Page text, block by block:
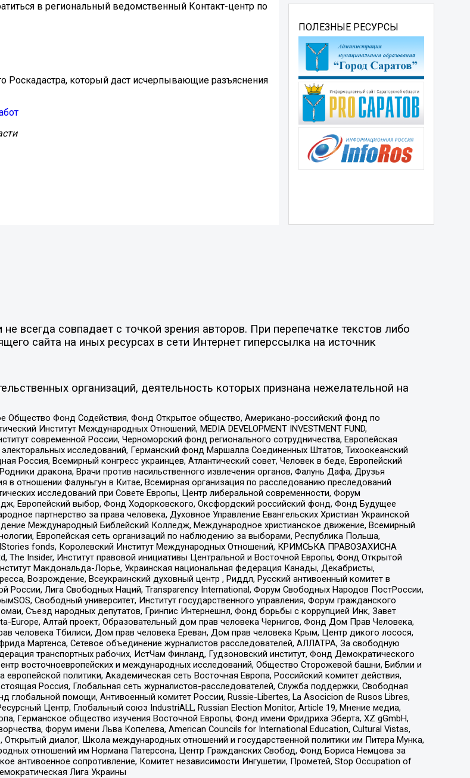
в региональный ведомственный Контакт-центр по
Роскадастра, который даст исчерпывающие разъяснения
ПОЛЕЗНЫЕ РЕСУРСЫ
всегда совпадает с точкой зрения авторов. При перепечатке текстов либо
сайта на иных ресурсах в сети Интернет гиперссылка на источник
организаций, деятельность которых признана нежелательной на
Общество Фонд Содействия, Фонд Открытое общество, Американо-российский фонд по
Институт Международных Отношений, MEDIA DEVELOPMENT INVESTMENT FUND,
современной России, Черноморский фонд регионального сотрудничества, Европейская
исследований, Германский фонд Маршалла Соединенных Штатов, Тихоокеанский
Россия, Всемирный конгресс украинцев, Атлантический совет, Человек в беде, Европейский
дракона, Врачи против насильственного извлечения органов, Фалунь Дафа, Друзья
в отношении Фалуньгун в Китае, Всемирная организация по расследованию преследований
исследований при Совете Европы, Центр либеральной современности, Форум
Европейский выбор, Фонд Ходорковского, Оксфордский российский фонд, Фонд Будущее
партнерство за права человека, Духовное Управление Евангельских Христиан Украинской
Международный Библейский Колледж, Международное христианское движение, Всемирный
Европейская сеть организаций по наблюдению за выборами, Республика Польша,
fonds, Королевский Институт Международных Отношений, КРИМСЬКА ПРАВОЗАХИСНА
The Insider, Институт правовой инициативы Центральной и Восточной Европы, Фонд Открытой
Макдональда-Лорье, Украинская национальная федерация Канады, Декабристы,
Возрождение, Всеукраинский духовный центр , Риддл, Русский антивоенный комитет в
Лига Свободных Наций, Transparеncy International, Форум Свободных Народов ПостРоссии,
Свободный университет, Институт государственного управления, Форум гражданского
Съезд народных депутатов, Гринпис Интернешнл, Фонд борьбы с коррупцией Инк, Завет
Europe, Алтай проект, Образовательный дом прав человека Чернигов, Фонд Дом Прав Человека,
человека Тбилиси, Дом прав человека Ереван, Дом прав человека Крым, Центр дикого лосося,
Мартенса, Сетевое объединение журналистов расследователей, АЛЛАТРА, За свободную
транспортных рабочих, ИстЧам Финланд, Гудзоновский институт, Фонд Демократического
восточноевропейских и международных исследований, Общество Сторожевой башни, Библии и
политики, Академическая сеть Восточная Европа, Российский комитет действия,
Россия, Глобальная сеть журналистов-расследователей, Служба поддержки, Свободная
помощи, Антивоенный комитет России, Russie-Libertes, La Asocicion de Rusos Libres,
Центр, Глобальный союз IndustriALL, Russian Election Monitor, Article 19, Мнение медиа,
Германское общество изучения Восточной Европы, Фонд имени Фридриха Эберта, XZ gGmbH,
Форум имени Льва Копелева, American Councils for International Education, Cultural Vistas,
диалог, Школа международных отношений и государственной политики им Питера Мунка,
отношений им Нормана Патерсона, Центр Гражданских Свобод, Фонд Бориса Немцова за
антивоенное сопротивление, Комитет независимости Ингушетии, Прометей, Stop Occupation of
Лига Украины